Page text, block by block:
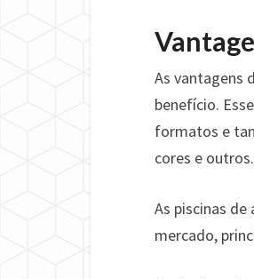
As vantagens
benefício.
formatos e
cores e outros.
As piscinas
mercado,